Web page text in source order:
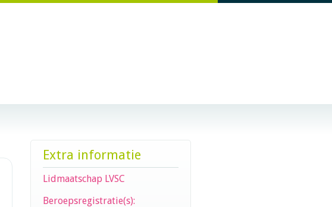
Extra informatie
Lidmaatschap LVSC
Beroepsregistratie(s):